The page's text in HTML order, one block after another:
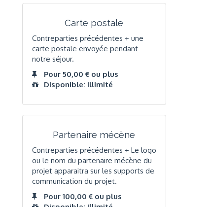
Carte postale
Contreparties précédentes + une
carte postale envoyée pendant
notre séjour.
Pour 50,00 € ou plus
Disponible: Illimité
Partenaire mécène
Contreparties précédentes + Le logo
ou le nom du partenaire mécène du
projet apparaitra sur les supports de
communication du projet.
Pour 100,00 € ou plus